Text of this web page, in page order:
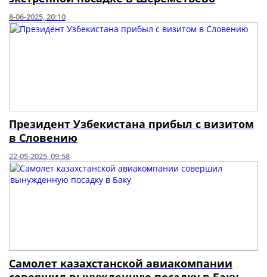
8-06-2025, 20:10
Президент Узбекистана прибыл с визитом
в Словению
22-05-2025, 09:58
Самолет казахстанской авиакомпании